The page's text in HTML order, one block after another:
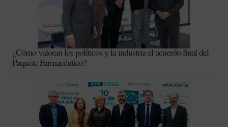
¿Cómo valoran los políticos y la industria el acuerdo final del
Paquete Farmacéutico?